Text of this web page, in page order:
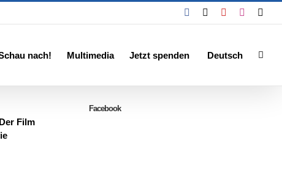
Facebook YouTubeInstagram
nach! Multimedia Jetzt spenden Deutsch
Film
Facebook